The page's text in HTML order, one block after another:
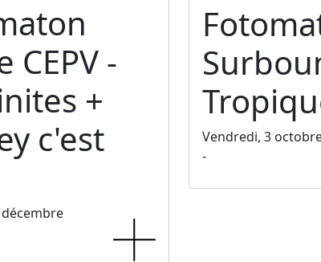
CEPV -
+
c'est
Vendredi, 3
-